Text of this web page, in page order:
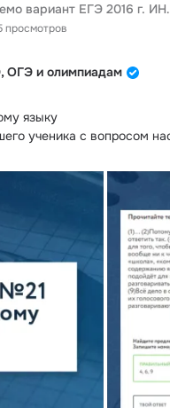
Демо вариант ЕГЭ
просмотров
ОГЭ и олимпиадам
языку
ученика с вопросом